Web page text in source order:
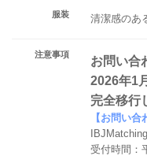
服装 清潔感のあ
注意事項
お問い合
2026年1
完全移行
【お問い合
受付時間：